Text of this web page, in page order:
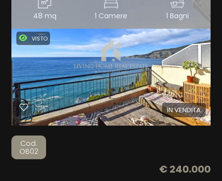
48 mq 1 Camere 1 Bagni
IN VENDITA
VISTO
Cod.
OB02
€ 240.000